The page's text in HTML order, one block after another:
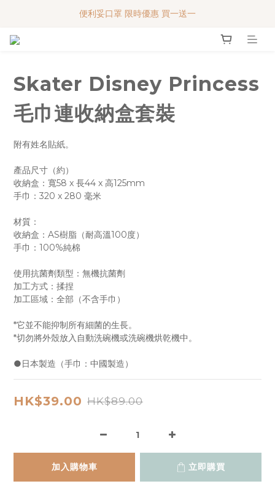
便利妥口罩 限時優惠 買一送一
便利妥口罩 限時優惠 買一送一
Skater Disney Princess
毛巾連收納盒套裝
附有姓名貼紙。
產品尺寸（約）
收納盒：寬58 x 長44 x 高125mm
手巾：320 x 280 毫米
材質：
收納盒：AS樹脂（耐高溫100度）
手巾：100%純棉
使用抗菌劑類型：無機抗菌劑
加工方式：揉捏
加工區域：全部（不含手巾）
*它並不能抑制所有細菌的生長。
*切勿將外殼放入自動洗碗機或洗碗機烘乾機中。
●日本製造（手巾：中國製造）
HK$39.00 HK$89.00
加入購物車 立即購買